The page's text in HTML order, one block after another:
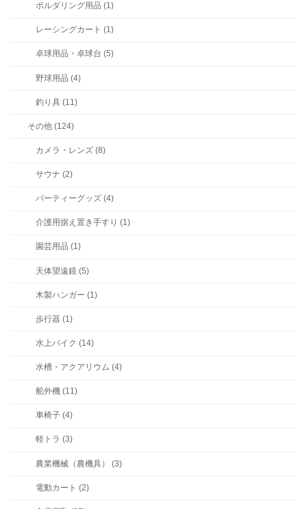
ボルダリング用品 (1)
レーシングカート (1)
卓球用品・卓球台 (5)
野球用品 (4)
釣り具 (11)
その他 (124)
カメラ・レンズ (8)
サウナ (2)
パーティーグッズ (4)
介護用据え置き手すり (1)
園芸用品 (1)
天体望遠鏡 (5)
木製ハンガー (1)
歩行器 (1)
水上バイク (14)
水槽・アクアリウム (4)
船外機 (11)
車椅子 (4)
軽トラ (3)
農業機械（農機具） (3)
電動カート (2)